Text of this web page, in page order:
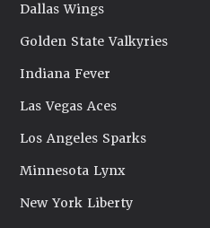
Dallas Wings
Golden State Valkyries
Indiana Fever
Las Vegas Aces
Los Angeles Sparks
Minnesota Lynx
New York Liberty